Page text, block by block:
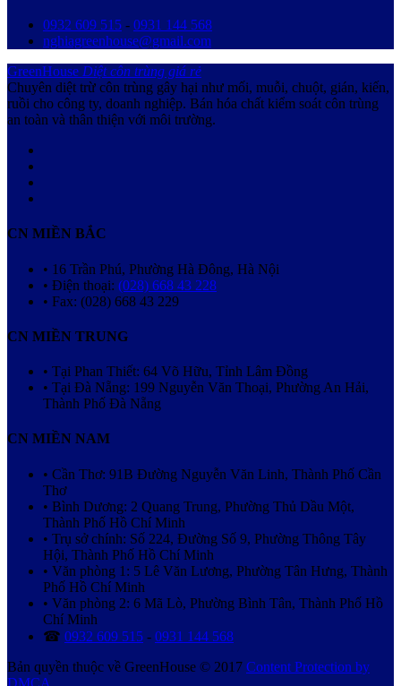
0932 609 515 - 0931 144 568
nghiagreenhouse@gmail.com
GreenHouse Diệt côn trùng giá rẻ
Chuyên diệt trừ côn trùng gây hại như mối, muỗi, chuột, gián, kiến,
ruồi cho công ty, doanh nghiệp. Bán hóa chất kiểm soát côn trùng
an toàn và thân thiện với môi trường.
CN MIỀN BẮC
• 16 Trần Phú, Phường Hà Đông, Hà Nội
• Điện thoại: (028) 668 43 228
• Fax: (028) 668 43 229
CN MIỀN TRUNG
• Tại Phan Thiết: 64 Võ Hữu, Tỉnh Lâm Đồng
• Tại Đà Nẵng: 199 Nguyễn Văn Thoại, Phường An Hải,
Thành Phố Đà Nẵng
CN MIỀN NAM
• Cần Thơ: 91B Đường Nguyễn Văn Linh, Thành Phố Cần
Thơ
• Bình Dương: 2 Quang Trung, Phường Thủ Dầu Một,
Thành Phố Hồ Chí Minh
• Trụ sở chính: Số 224, Đường Số 9, Phường Thông Tây
Hội, Thành Phố Hồ Chí Minh
• Văn phòng 1: 5 Lê Văn Lương, Phường Tân Hưng, Thành
Phố Hồ Chí Minh
• Văn phòng 2: 6 Mã Lò, Phường Bình Tân, Thành Phố Hồ
Chí Minh
☎ 0932 609 515 - 0931 144 568
Bản quyền thuộc về GreenHouse © 2017 Content Protection by
DMCA